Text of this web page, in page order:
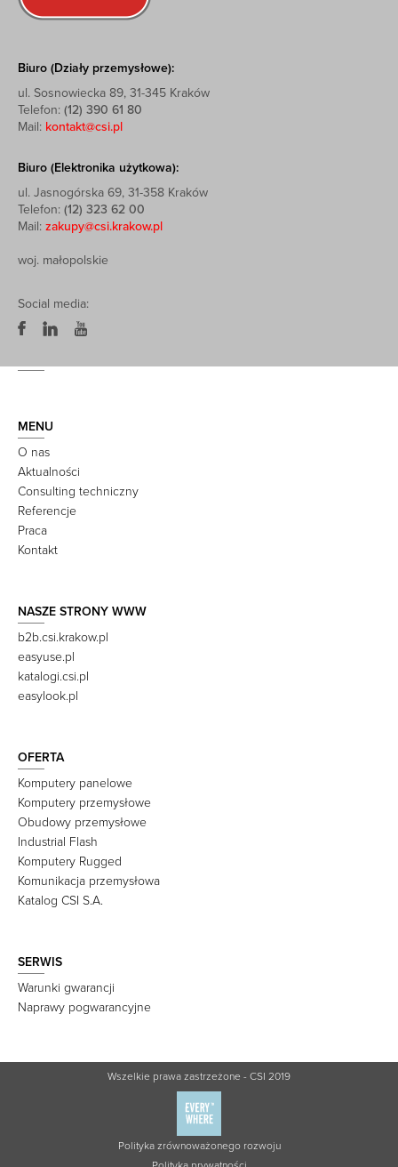
Biuro (Działy przemysłowe):
ul. Sosnowiecka 89, 31-345 Kraków
Telefon: (12) 390 61 80
Mail: kontakt@csi.pl
Biuro (Elektronika użytkowa):
ul. Jasnogórska 69, 31-358 Kraków
Telefon: (12) 323 62 00
Mail: zakupy@csi.krakow.pl
woj. małopolskie
Social media:
MENU
O nas
Aktualności
Consulting techniczny
Referencje
Praca
Kontakt
NASZE STRONY WWW
b2b.csi.krakow.pl
easyuse.pl
katalogi.csi.pl
easylook.pl
OFERTA
Komputery panelowe
Komputery przemysłowe
Obudowy przemysłowe
Industrial Flash
Komputery Rugged
Komunikacja przemysłowa
Katalog CSI S.A.
SERWIS
Warunki gwarancji
Naprawy pogwarancyjne
Wszelkie prawa zastrzeżone - CSI 2019
Polityka zrównoważonego rozwoju